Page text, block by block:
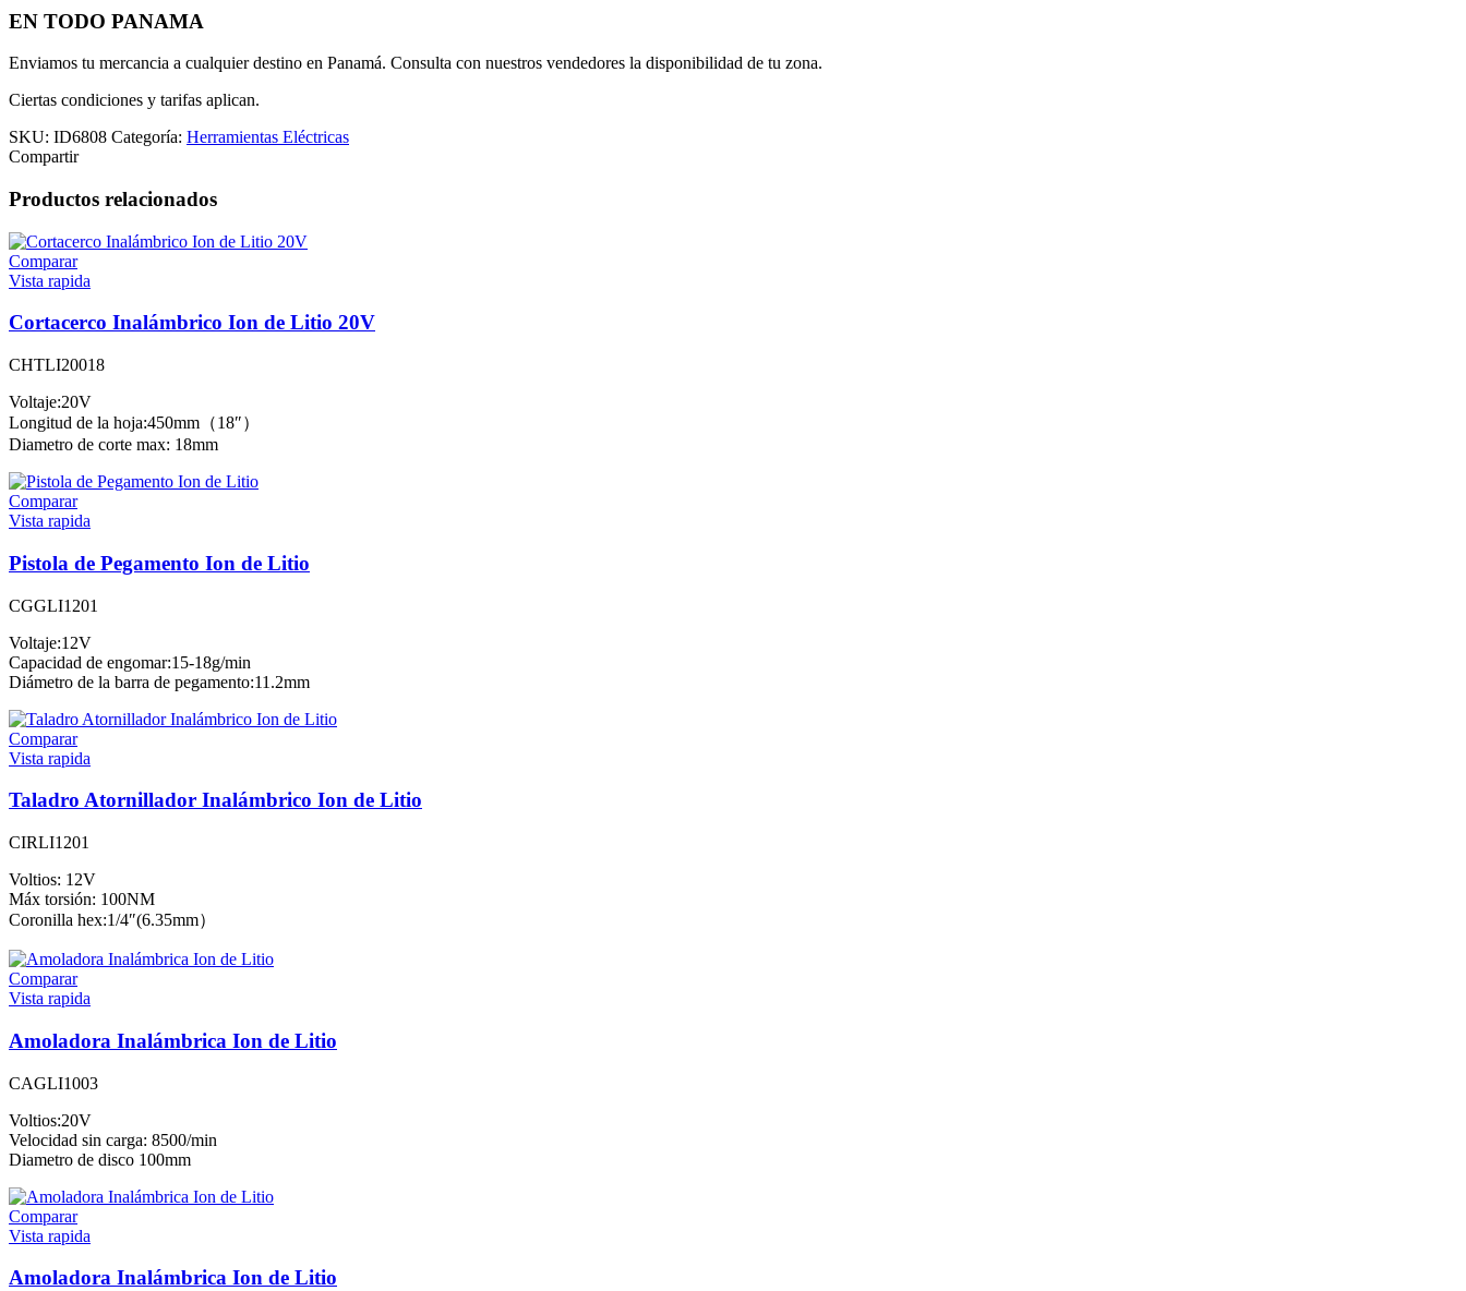
EN TODO PANAMA
Enviamos tu mercancia a cualquier destino en Panamá. Consulta con nuestros vendedores la disponibilidad de tu zona.
Ciertas condiciones y tarifas aplican.
SKU: ID6808 Categoría: Herramientas Eléctricas
Compartir
Productos relacionados
Comparar
Vista rapida
Cortacerco Inalámbrico Ion de Litio 20V
CHTLI20018
Voltaje:20V
Longitud de la hoja:450mm（18″）
Diametro de corte max: 18mm
Comparar
Vista rapida
Pistola de Pegamento Ion de Litio
CGGLI1201
Voltaje:12V
Capacidad de engomar:15-18g/min
Diámetro de la barra de pegamento:11.2mm
Comparar
Vista rapida
Taladro Atornillador Inalámbrico Ion de Litio
CIRLI1201
Voltios: 12V
Máx torsión: 100NM
Coronilla hex:1/4″(6.35mm）
Comparar
Vista rapida
Amoladora Inalámbrica Ion de Litio
CAGLI1003
Voltios:20V
Velocidad sin carga: 8500/min
Diametro de disco 100mm
Comparar
Vista rapida
Amoladora Inalámbrica Ion de Litio